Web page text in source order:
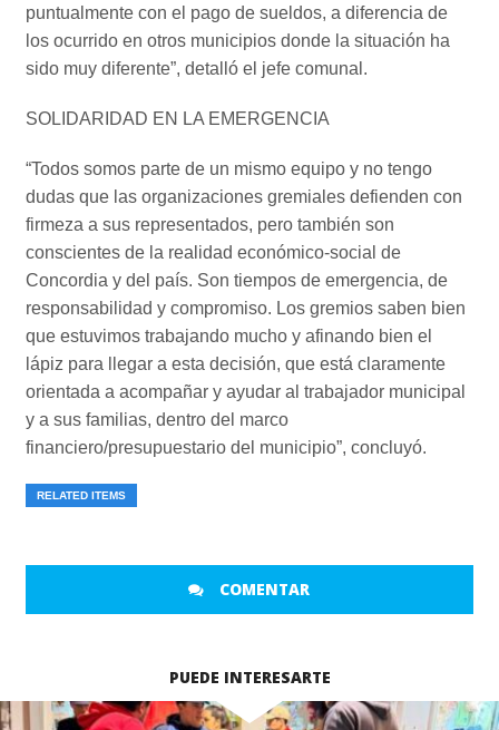
puntualmente con el pago de sueldos, a diferencia de
los ocurrido en otros municipios donde la situación ha
sido muy diferente”, detalló el jefe comunal.
SOLIDARIDAD EN LA EMERGENCIA
“Todos somos parte de un mismo equipo y no tengo
dudas que las organizaciones gremiales defienden con
firmeza a sus representados, pero también son
conscientes de la realidad económico-social de
Concordia y del país. Son tiempos de emergencia, de
responsabilidad y compromiso. Los gremios saben bien
que estuvimos trabajando mucho y afinando bien el
lápiz para llegar a esta decisión, que está claramente
orientada a acompañar y ayudar al trabajador municipal
y a sus familias, dentro del marco
financiero/presupuestario del municipio”, concluyó.
RELATED ITEMS
COMENTAR
PUEDE INTERESARTE